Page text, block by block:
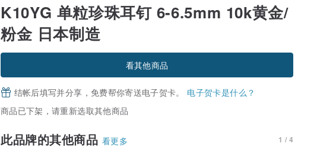
K10YG 单粒珍珠耳钉 6-6.5mm 10k黄金/
粉金 日本制造
看其他商品
结帐后填写并分享，免费帮你寄送电子贺卡。 电子贺卡是什么？
商品已下架，请重新选取其他商品
此品牌的其他商品 看更多 1 / 4